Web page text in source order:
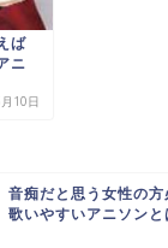
ば
ニ
10日
音痴だと思う女性の
歌いやすいアニソンと